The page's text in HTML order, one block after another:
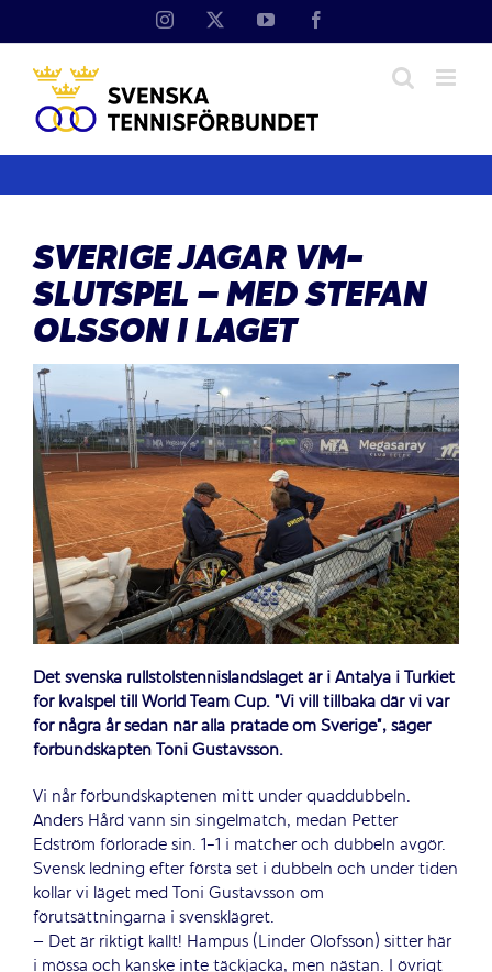
Instagram YouTube
SVERIGE JAGAR VM-
SLUTSPEL – MED STEFAN
OLSSON I LAGET
Det svenska rullstolstennislandslaget är i Antalya i Turkiet
för kvalspel till World Team Cup. ”Vi vill tillbaka där vi var
för några år sedan när alla pratade om Sverige”, säger
förbundskapten Toni Gustavsson.
Vi når förbundskaptenen mitt under quaddubbeln.
Anders Hård vann sin singelmatch, medan Petter
Edström förlorade sin. 1-1 i matcher och dubbeln avgör.
Svensk ledning efter första set i dubbeln och under tiden
kollar vi läget med Toni Gustavsson om
förutsättningarna i svensklägret.
– Det är riktigt kallt! Hampus (Linder Olofsson) sitter här
i mössa och kanske inte täckjacka, men nästan. I övrigt